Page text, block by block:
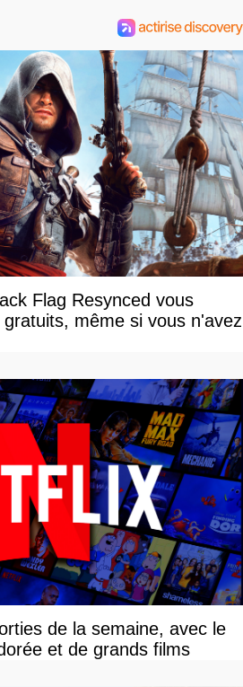
Flag Resynced vous
même si vous n'avez
de la semaine, avec le
et de grands films